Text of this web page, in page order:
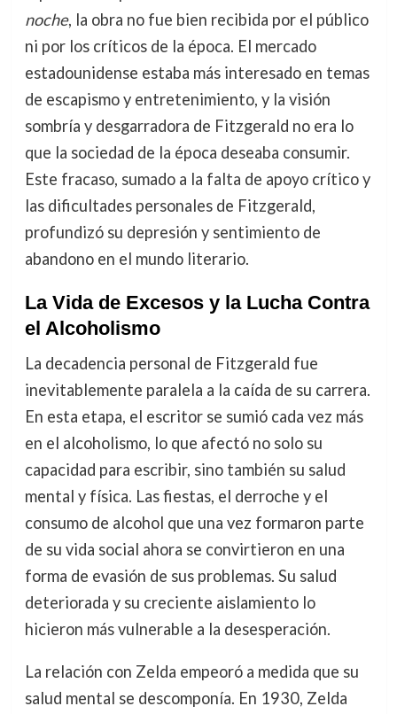
noche, la obra no fue bien recibida por el público
ni por los críticos de la época. El mercado
estadounidense estaba más interesado en temas
de escapismo y entretenimiento, y la visión
sombría y desgarradora de Fitzgerald no era lo
que la sociedad de la época deseaba consumir.
Este fracaso, sumado a la falta de apoyo crítico y
las dificultades personales de Fitzgerald,
profundizó su depresión y sentimiento de
abandono en el mundo literario.
La Vida de Excesos y la Lucha Contra
el Alcoholismo
La decadencia personal de Fitzgerald fue
inevitablemente paralela a la caída de su carrera.
En esta etapa, el escritor se sumió cada vez más
en el alcoholismo, lo que afectó no solo su
capacidad para escribir, sino también su salud
mental y física. Las fiestas, el derroche y el
consumo de alcohol que una vez formaron parte
de su vida social ahora se convirtieron en una
forma de evasión de sus problemas. Su salud
deteriorada y su creciente aislamiento lo
hicieron más vulnerable a la desesperación.
La relación con Zelda empeoró a medida que su
salud mental se descomponía. En 1930, Zelda